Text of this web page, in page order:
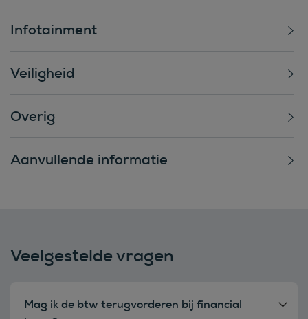
Infotainment
Veiligheid
Overig
Aanvullende informatie
Veelgestelde vragen
Mag ik de btw terugvorderen bij financial